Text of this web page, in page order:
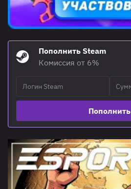
Пополнить Steam
Комиссия от 6%
Пополнить